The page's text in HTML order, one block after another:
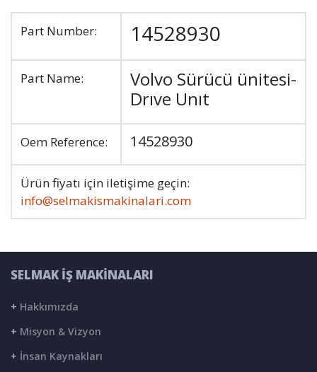
Part Number: 14528930
Part Name:
Volvo Sürücü ünitesi-
Drıve Unıt
Oem Reference: 14528930
Ürün fiyatı için iletişime geçin:
info@selmakismakinalari.com
SELMAK İŞ MAKİNALARI
+ Hakkımızda
+ Misyon & Vizyon
+ İnsan Kaynakları